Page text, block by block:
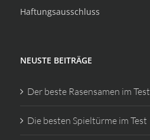
Haftungsausschluss
NEUSTE BEITRÄGE
Der beste Rasensamen im Test
Die besten Spieltürme im Test